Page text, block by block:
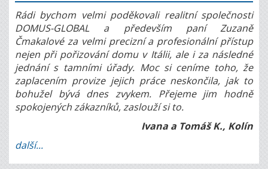
Rádi bychom velmi poděkovali realitní společnosti
DOMUS-GLOBAL a především paní Zuzaně
Čmakalové za velmi precizní a profesionální přístup
nejen při pořizování domu v Itálii, ale i za následné
jednání s tamními úřady. Moc si ceníme toho, že
zaplacením provize jejich práce neskončila, jak to
bohužel bývá dnes zvykem. Přejeme jim hodně
spokojených zákazníků, zaslouží si to.
Ivana a Tomáš K., Kolín
další...